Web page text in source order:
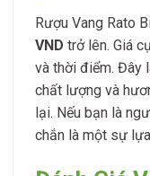
Rượu Vang Rato
VND trở lên. Giá
và thời điểm. Đây
chất lượng và
lại. Nếu bạn là
chắn là một sự